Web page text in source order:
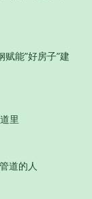
能”好房子”建
里
道的人